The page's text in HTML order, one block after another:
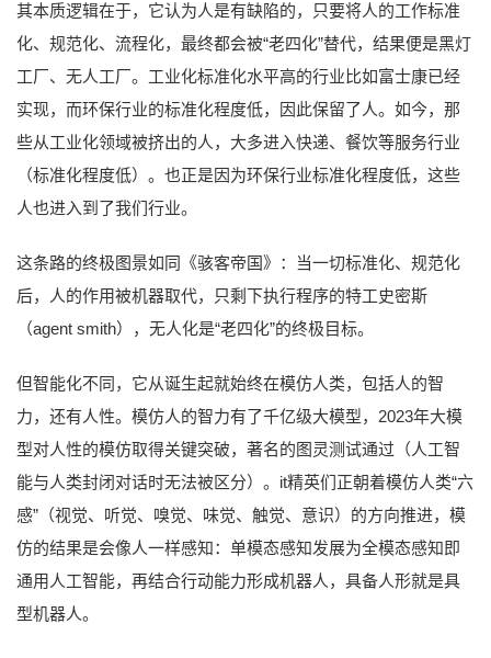
其本质逻辑在于，它认为人是有缺陷的，只要将人的工作标准
化、规范化、流程化，最终都会被“老四化”替代，结果便是黑灯
工厂、无人工厂。工业化标准化水平高的行业比如富士康已经
实现，而环保行业的标准化程度低，因此保留了人。如今，那
些从工业化领域被挤出的人，大多进入快递、餐饮等服务行业
（标准化程度低）。也正是因为环保行业标准化程度低，这些
人也进入到了我们行业。
这条路的终极图景如同《骇客帝国》：当一切标准化、规范化
后，人的作用被机器取代，只剩下执行程序的特工史密斯
（agent smith），无人化是“老四化”的终极目标。
但智能化不同，它从诞生起就始终在模仿人类，包括人的智
力，还有人性。模仿人的智力有了千亿级大模型，2023年大模
型对人性的模仿取得关键突破，著名的图灵测试通过（人工智
能与人类封闭对话时无法被区分）。it精英们正朝着模仿人类“六
感”（视觉、听觉、嗅觉、味觉、触觉、意识）的方向推进，模
仿的结果是会像人一样感知：单模态感知发展为全模态感知即
通用人工智能，再结合行动能力形成机器人，具备人形就是具
型机器人。